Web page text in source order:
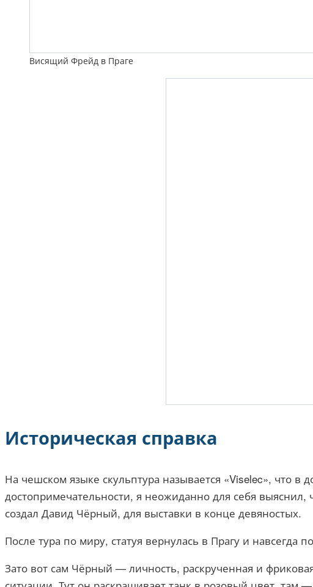
Висящий Фрейд в Праге
Историческая справка
На чешском языке скульптура называется «Viselec», что
достопримечательности, я неожиданно для себя
создал Давид Чёрный, для выставки в конце девяностых.
После тура по миру, статуя вернулась в Прагу и
Зато вот сам Чёрный — личность, раскрученная и